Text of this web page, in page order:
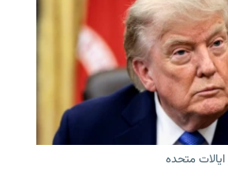
متحده